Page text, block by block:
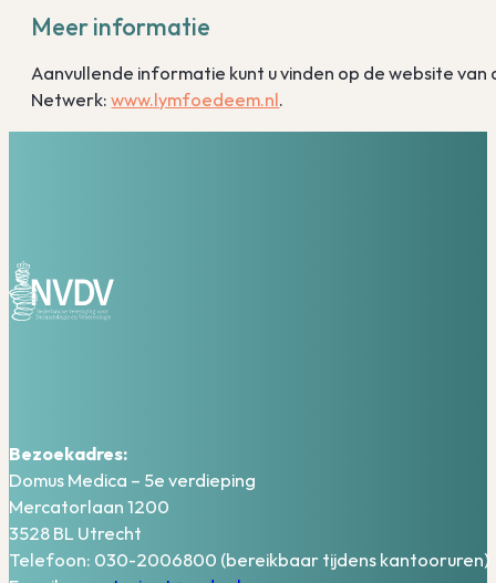
Meer informatie
Aanvullende informatie kunt u vinden op de website
Netwerk:www.lymfoedeem.nl.
Bezoekadres:
Domus Medica – 5e verdieping
Mercatorlaan 1200
3528 BL Utrecht
Telefoon: 030-2006800 (bereikbaar tijdens kantooruren)